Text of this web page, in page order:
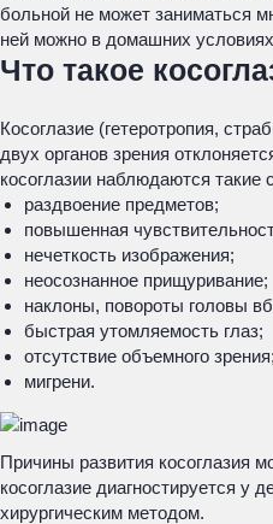
больной не может заниматься
ней можно в домашних
Что такое
Косоглазие (гетеротропия,
двух органов зрения
косоглазии наблюдаются такие
раздвоение предметов;
повышенная
нечеткость изображения;
неосознанное прищуривание;
наклоны, повороты головы
быстрая утомляемость глаз;
отсутствие объемного зрения;
мигрени.
Причины развития косоглазия
косоглазие диагностируется у
хирургическим методом.